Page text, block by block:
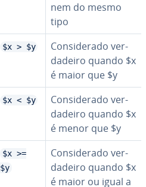
nem do mesmo
tipo
$x > $y
Con­si­de­rado ver­
da­deiro quando $x
é maior que $y
$x < $y
Con­si­de­rado ver­
da­deiro quando $x
é menor que $y
$x >=
$y
Con­si­de­rado ver­
da­deiro quando $x
é maior ou igual a